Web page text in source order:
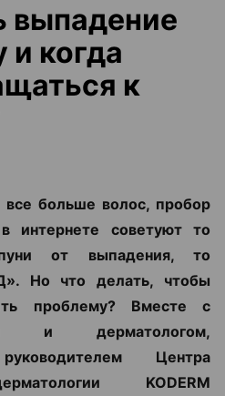
выпадение
и когда
к
все больше волос, пробор
интернете советуют то
от выпадения, то
Но что делать, чтобы
проблему? Вместе с
и дерматологом,
Центра
KODERM